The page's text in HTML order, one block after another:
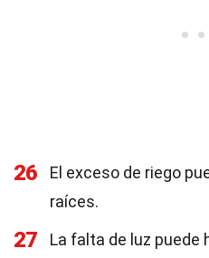
26
El exceso de riego
raíces.
27
La falta de luz puede